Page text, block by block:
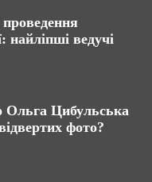
найліпші ведучі
Ольга Цибульська
фото?